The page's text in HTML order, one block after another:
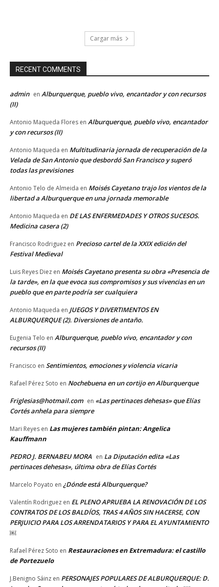
Cargar más
RECENT COMMENTS
admin en Alburquerque, pueblo vivo, encantador y con recursos
(II)
Antonio Maqueda Flores en Alburquerque, pueblo vivo, encantador
y con recursos (II)
Antonio Maqueda en Multitudinaria jornada de recuperación de la
Velada de San Antonio que desbordó San Francisco y superó
todas las previsiones
Antonio Telo de Almeida en Moisés Cayetano trajo los vientos de la
libertad a Alburquerque en una jornada memorable
Antonio Maqueda en DE LAS ENFERMEDADES Y OTROS SUCESOS.
Medicina casera (2)
Francisco Rodriguez en Precioso cartel de la XXIX edición del
Festival Medieval
Luis Reyes Diez en Moisés Cayetano presenta su obra «Presencia de
la tarde», en la que evoca sus compromisos y sus vivencias en un
pueblo que en parte podría ser cualquiera
Antonio Maqueda en JUEGOS Y DIVERTIMENTOS EN
ALBURQUERQUE (2). Diversiones de antaño.
Eugenia Telo en Alburquerque, pueblo vivo, encantador y con
recursos (II)
Francisco en Sentimientos, emociones y violencia vicaria
Rafael Pérez Soto en Nochebuena en un cortijo en Alburquerque
Friglesias@hotmail.com en «Las pertinaces dehesas» que Elías
Cortés anhela para siempre
Mari Reyes en Las mujeres también pintan: Angelica
Kauffmann
PEDRO J. BERNABEU MORA en La Diputación edita «Las
pertinaces dehesas», última obra de Elías Cortés
Marcelo Poyato en ¿Dónde está Alburquerque?
Valentín Rodriguez en EL PLENO APRUEBA LA RENOVACIÓN DE LOS
CONTRATOS DE LOS BALDÍOS, TRAS 4 AÑOS SIN HACERSE, CON
PERJUICIO PARA LOS ARRENDATARIOS Y PARA EL AYUNTAMIENTO
￼
Rafael Pérez Soto en Restauraciones en Extremadura: el castillo
de Portezuelo
J.Benigno Sáinz en PERSONAJES POPULARES DE ALBURQUERQUE: D.